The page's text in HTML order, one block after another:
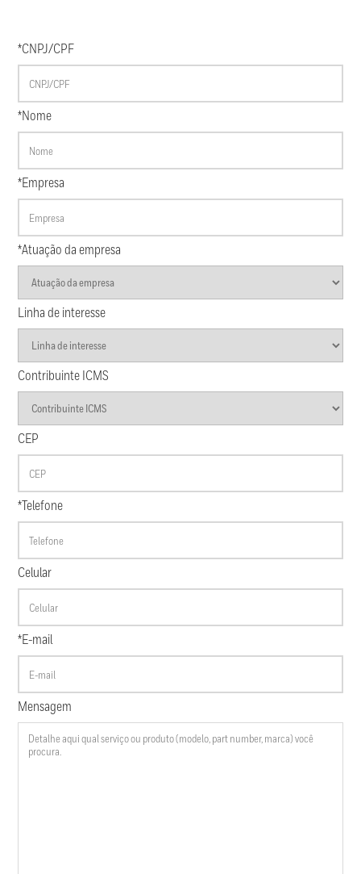
*CNPJ/CPF
*Nome
*Empresa
*Atuação da empresa
Linha de interesse
Contribuinte ICMS
CEP
*Telefone
Celular
*E-mail
Mensagem